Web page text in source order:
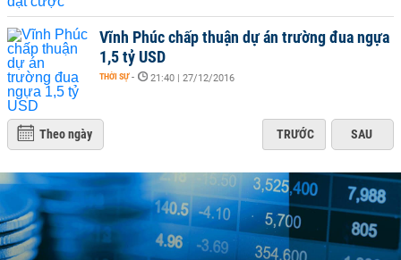
Vĩnh Phúc chấp thuận dự án trường đua ngựa
1,5 tỷ USD
THỜI SỰ - 21:40 | 27/12/2016
Theo ngày TRƯỚC SAU